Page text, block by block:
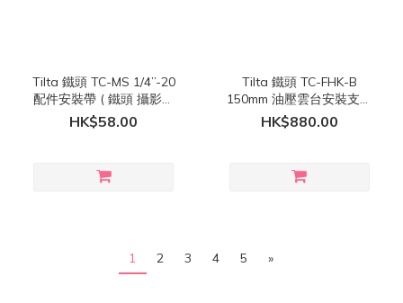
Tilta 鐵頭 TC-MS 1/4”-20
配件安裝帶 ( 鐵頭 攝影工
具車 / 導演車 適用 )
HK$58.00
Tilta 鐵頭 TC-FHK-B
150mm 油壓雲台安裝支架
( 鐵頭 攝影工具車 / 導演
車 適用 )
HK$880.00
1 2 3 4 5 »